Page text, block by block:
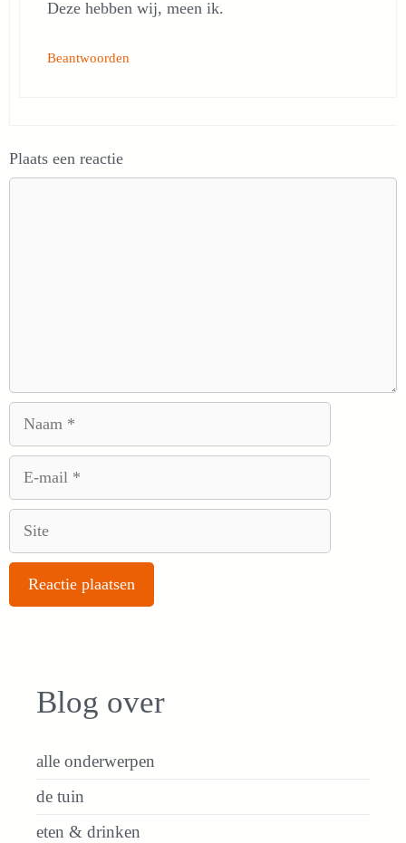
Deze hebben wij, meen ik.
Beantwoorden
Plaats een reactie
Blog over
alle onderwerpen
de tuin
eten & drinken